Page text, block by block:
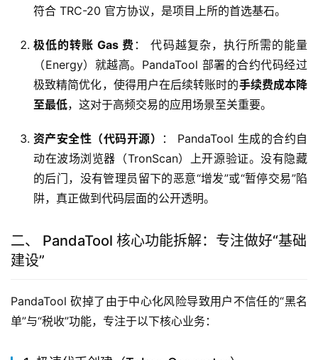
符合 TRC-20 官方协议，是项目上所的首选基石。
极低的转账 Gas 费 ： 代码越复杂，执行所需的能量
（Energy）就越高。PandaTool 部署的合约代码经过
极致精简优化，使得用户在后续转账时的手续费成本降
至最低，这对于高频交易的应用场景至关重要。
资产安全性（代码开源）
： PandaTool 生成的合约自
动在波场浏览器（TronScan）上开源验证。没有隐藏
的后门，没有管理员留下的恶意“增发”或“暂停交易”陷
阱，真正做到代码层面的公开透明。
二、 PandaTool 核心功能拆解：专注做好“基础
建设”
PandaTool 砍掉了由于中心化风险导致用户不信任的“黑名
单”与“税收”功能，专注于以下核心业务：